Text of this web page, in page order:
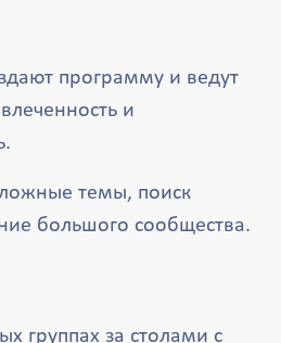
программу и ведут
и
темы, поиск
большого сообщества.
группах за столами с